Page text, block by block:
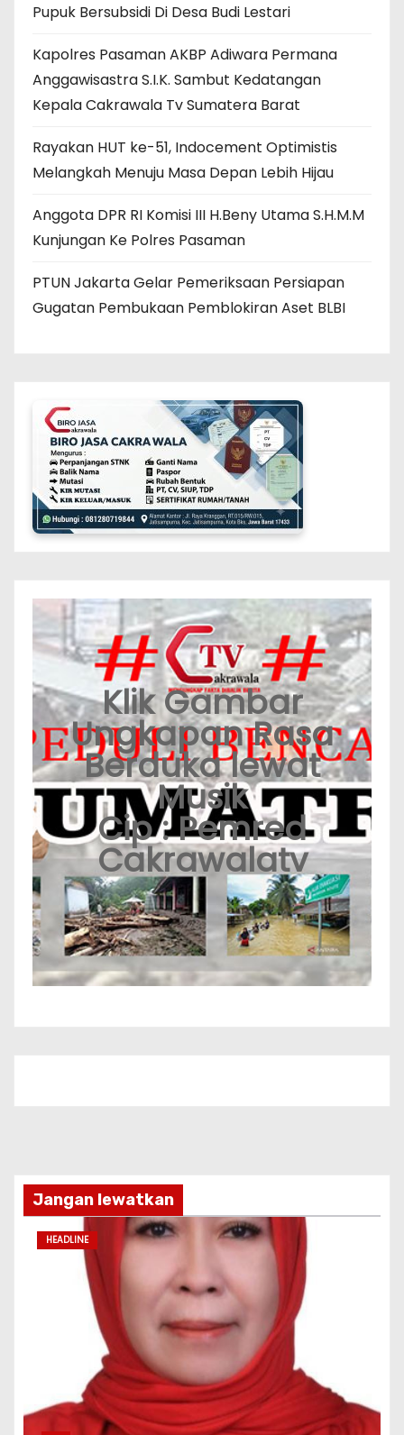
Pupuk Bersubsidi Di Desa Budi Lestari
Kapolres Pasaman AKBP Adiwara Permana
Anggawisastra S.I.K. Sambut Kedatangan
Kepala Cakrawala Tv Sumatera Barat
Rayakan HUT ke-51, Indocement Optimistis
Melangkah Menuju Masa Depan Lebih Hijau
Anggota DPR RI Komisi III H.Beny Utama S.H.M.M
Kunjungan Ke Polres Pasaman
PTUN Jakarta Gelar Pemeriksaan Persiapan
Gugatan Pembukaan Pemblokiran Aset BLBI
Klik Gambar
Ungkapan Rasa
Berduka lewat
Musik
Cip : Pemred
Cakrawalatv
Jangan lewatkan
HEADLINE